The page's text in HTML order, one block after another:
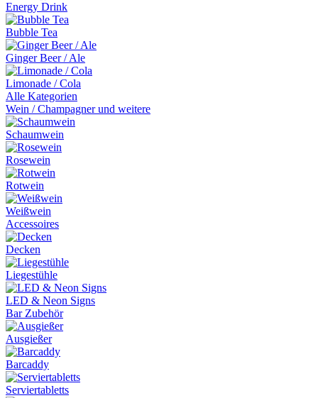
Energy Drink
Bubble Tea
Ginger Beer / Ale
Limonade / Cola
Alle Kategorien
Wein / Champagner und weitere
Schaumwein
Rosewein
Rotwein
Weißwein
Accessoires
Decken
Liegestühle
LED & Neon Signs
Bar Zubehör
Ausgießer
Barcaddy
Serviertabletts